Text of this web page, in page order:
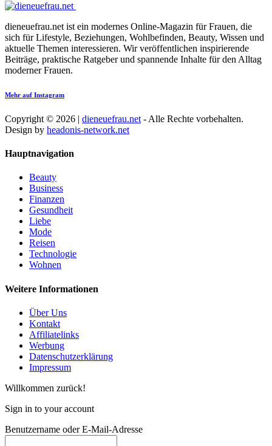
dieneuefrau.net ist ein modernes Online-Magazin für Frauen, die
sich für Lifestyle, Beziehungen, Wohlbefinden, Beauty, Wissen und
aktuelle Themen interessieren. Wir veröffentlichen inspirierende
Beiträge, praktische Ratgeber und spannende Inhalte für den Alltag
moderner Frauen.
Mehr auf Instagram
Copyright © 2026 | dieneuefrau.net - Alle Rechte vorbehalten.
Design by headonis-network.net
Hauptnavigation
Beauty
Business
Finanzen
Gesundheit
Liebe
Mode
Reisen
Technologie
Wohnen
Weitere Informationen
Über Uns
Kontakt
Affiliatelinks
Werbung
Datenschutzerklärung
Impressum
Willkommen zurück!
Sign in to your account
Benutzername oder E-Mail-Adresse